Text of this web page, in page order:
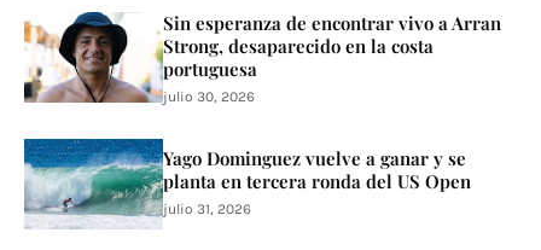
Sin esperanza de encontrar vivo a Arran
Strong, desaparecido en la costa
portuguesa
julio 30, 2026
Yago Dominguez vuelve a ganar y se
planta en tercera ronda del US Open
julio 31, 2026